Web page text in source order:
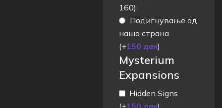
160)
Подигнување од
наша страна
(+150 ден)
Mysterium
Expansions
Hidden Signs
(+150 ден)